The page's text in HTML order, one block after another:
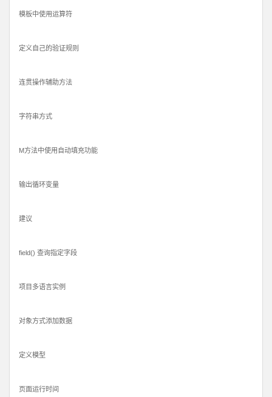
模板中使用运算符
定义自己的验证规则
连贯操作辅助方法
字符串方式
M方法中使用自动填充功能
输出循环变量
建议
field() 查询指定字段
项目多语言实例
对象方式添加数据
定义模型
页面运行时间